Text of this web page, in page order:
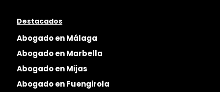
Destacados
Abogado en Málaga
Abogado en Marbella
Abogado en Mijas
Abogado en Fuengirola